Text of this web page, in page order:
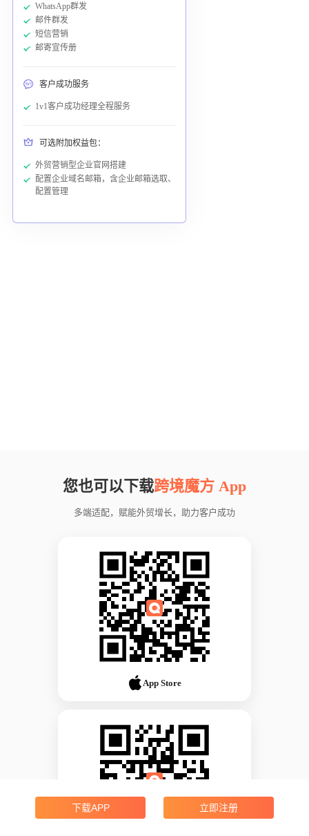
WhatsApp群发
邮件群发
短信营销
邮寄宣传册
客户成功服务
1v1客户成功经理全程服务
可选附加权益包：
外贸营销型企业官网搭建
配置企业域名邮箱，含企业邮箱选取、
配置管理
您也可以下载跨境魔方 App
多端适配，赋能外贸增长，助力客户成功
App Store
下载APP 立即注册